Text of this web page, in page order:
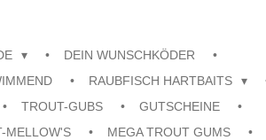
DEIN WUNSCHKÖDER
RAUBFISCH HARTBAITS
TROUT-GUBS
GUTSCHEINE
MELLOW'S
MEGA TROUT GUMS